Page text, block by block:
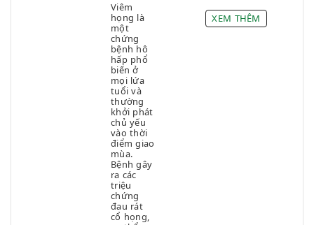
Viêm
họng là
một
chứng
bệnh hô
hấp phổ
biến ở
mọi lứa
tuổi và
thường
khởi phát
chủ yếu
vào thời
điểm giao
mùa.
Bệnh gây
ra các
triệu
chứng
đau rát
cổ họng,
XEM THÊM